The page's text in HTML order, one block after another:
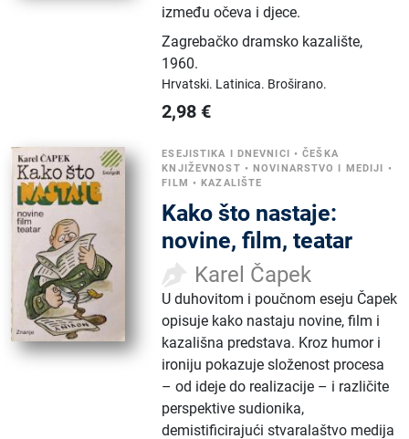
između očeva i djece.
Zagrebačko dramsko kazalište,
1960.
Hrvatski. Latinica. Broširano.
2,98 €
ESEJISTIKA I DNEVNICI •ČEŠKA
KNJIŽEVNOST •NOVINARSTVO I MEDIJI •
FILM •KAZALIŠTE
Kako što nastaje:
novine, film, teatar
Karel Čapek
U duhovitom i poučnom eseju Čapek
opisuje kako nastaju novine, film i
kazališna predstava. Kroz humor i
ironiju pokazuje složenost procesa
– od ideje do realizacije – i različite
perspektive sudionika,
demistificirajući stvaralaštvo medija